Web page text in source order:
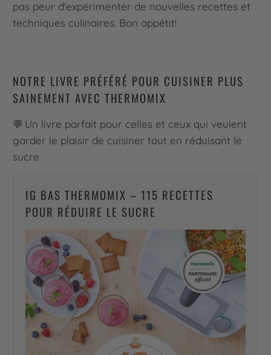
pas peur d'expérimenter de nouvelles recettes et
techniques culinaires. Bon appétit!
NOTRE LIVRE PRÉFÉRÉ POUR CUISINER PLUS
SAINEMENT AVEC THERMOMIX
💬 Un livre parfait pour celles et ceux qui veulent
garder le plaisir de cuisiner tout en réduisant le
sucre.
IG BAS THERMOMIX – 115 RECETTES
POUR RÉDUIRE LE SUCRE